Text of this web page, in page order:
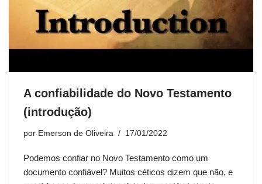
A confiabilidade do Novo Testamento
(introdução)
por Emerson de Oliveira 17/01/2022
Podemos confiar no Novo Testamento como um
documento confiável? Muitos céticos dizem que não, e